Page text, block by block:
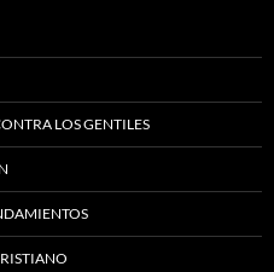
LOS GENTILES